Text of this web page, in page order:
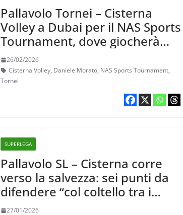
Pallavolo Tornei – Cisterna
Volley a Dubai per il NAS Sports
Tournament, dove giocherà
anche Cuneo
26/02/2026
Cisterna Volley, Daniele Morato, NAS Sports Tournament,
Tornei
SUPERLEGA
Pallavolo SL – Cisterna corre
verso la salvezza: sei punti da
difendere “col coltello tra i
denti”
27/01/2026